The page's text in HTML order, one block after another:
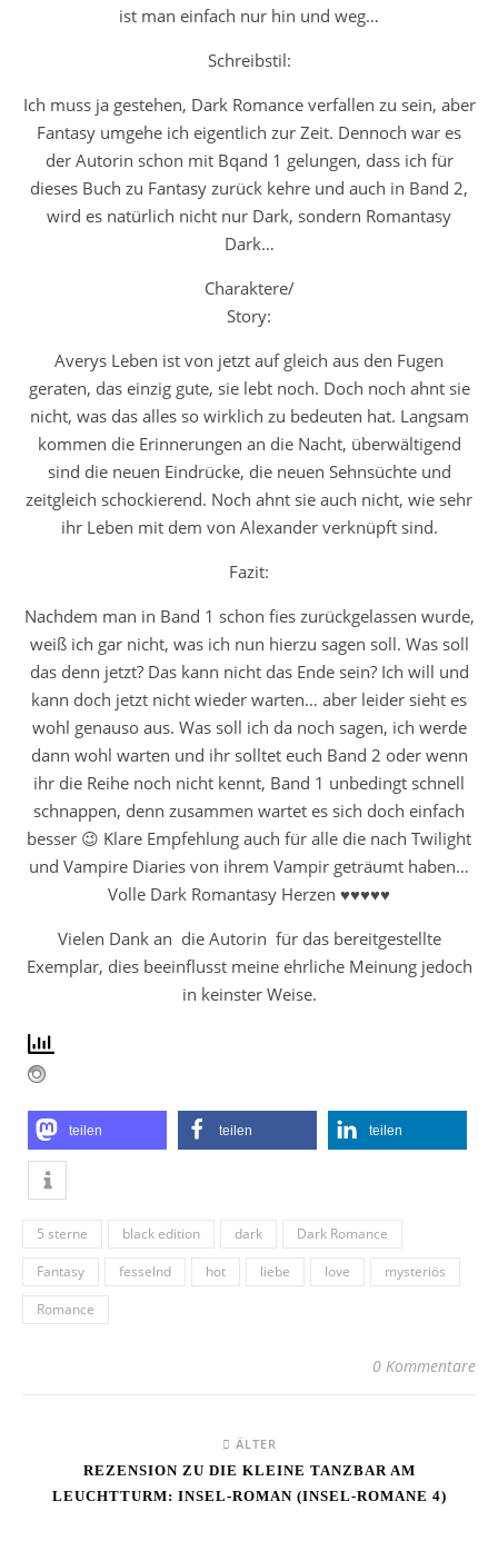
ist man einfach nur hin und weg…
Schreibstil:
Ich muss ja gestehen, Dark Romance verfallen zu sein, aber
Fantasy umgehe ich eigentlich zur Zeit. Dennoch war es
der Autorin schon mit Bqand 1 gelungen, dass ich für
dieses Buch zu Fantasy zurück kehre und auch in Band 2,
wird es natürlich nicht nur Dark, sondern Romantasy
Dark…
Charaktere/
Story:
Averys Leben ist von jetzt auf gleich aus den Fugen
geraten, das einzig gute, sie lebt noch. Doch noch ahnt sie
nicht, was das alles so wirklich zu bedeuten hat. Langsam
kommen die Erinnerungen an die Nacht, überwältigend
sind die neuen Eindrücke, die neuen Sehnsüchte und
zeitgleich schockierend. Noch ahnt sie auch nicht, wie sehr
ihr Leben mit dem von Alexander verknüpft sind.
Fazit:
Nachdem man in Band 1 schon fies zurückgelassen wurde,
weiß ich gar nicht, was ich nun hierzu sagen soll. Was soll
das denn jetzt? Das kann nicht das Ende sein? Ich will und
kann doch jetzt nicht wieder warten… aber leider sieht es
wohl genauso aus. Was soll ich da noch sagen, ich werde
dann wohl warten und ihr solltet euch Band 2 oder wenn
ihr die Reihe noch nicht kennt, Band 1 unbedingt schnell
schnappen, denn zusammen wartet es sich doch einfach
besser 😉 Klare Empfehlung auch für alle die nach Twilight
und Vampire Diaries von ihrem Vampir geträumt haben…
Volle Dark Romantasy Herzen ♥♥♥♥♥
Vielen Dank an die Autorin für das bereitgestellte
Exemplar, dies beeinflusst meine ehrliche Meinung jedoch
in keinster Weise.
teilen teilen teilen
5 sterne black edition dark
Dark Romance
Fantasy
fesselnd hot liebe love
mysteriös
Romance
0 Kommentare
ÄLTER
REZENSION ZU DIE KLEINE TANZBAR AM
LEUCHTTURM: INSEL-ROMAN (INSEL-ROMANE 4)